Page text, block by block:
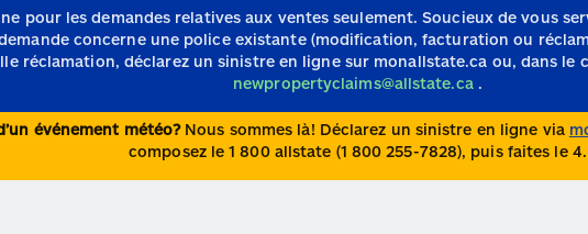
pour les demandes relatives aux ventes seulement.Soucieux de vous
concerne une police existante (modification, facturation ou
réclamation, déclarez un sinistre en ligne sur monallstate.ca ou, dans le
newpropertyclaims@allstate.ca .
événement météo? Nous sommes là! Déclarez un sinistre en ligne via
composez le 1 800 allstate (1 800 255-7828), puis faites le 4.